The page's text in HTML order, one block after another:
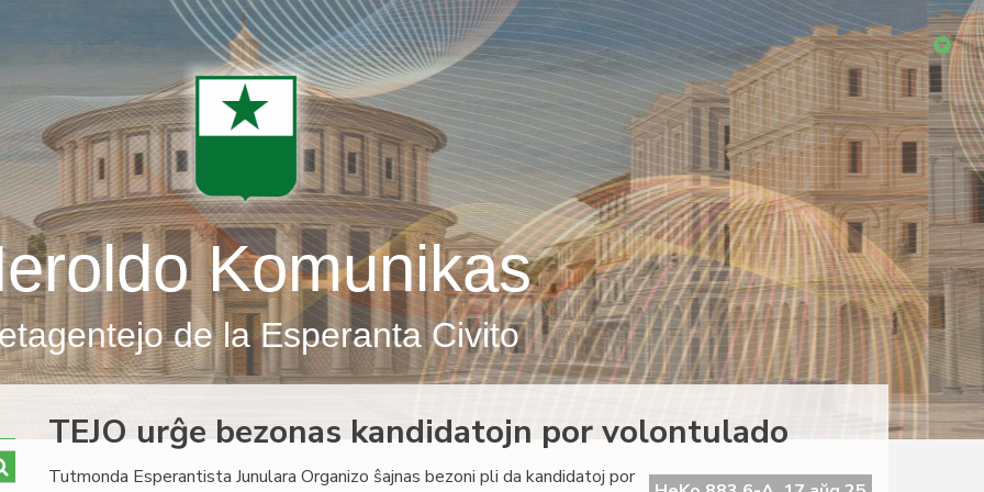
Komunikas
de la Esperanta Civito
TEJO urĝe bezonas kandidatojn por volontulado
Tutmonda Esperantista Junulara Organizo ŝajnas bezoni pli da kandidatoj por